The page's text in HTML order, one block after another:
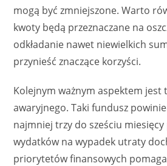
mogą być zmniejszone. Warto
kwoty będą przeznaczane na
odkładanie nawet niewielkich
przynieść znaczące korzyści.
Kolejnym ważnym aspektem jest
awaryjnego. Taki fundusz
najmniej trzy do sześciu
wydatków na wypadek utraty
priorytetów finansowych